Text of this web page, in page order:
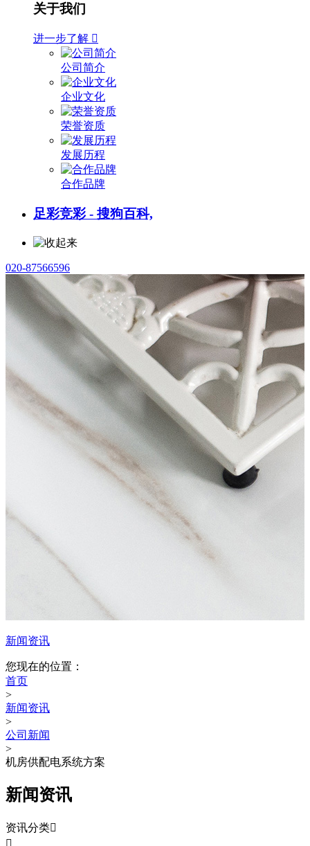
关于我们
进一步了解 
公司简介
企业文化
荣誉资质
发展历程
合作品牌
足彩竞彩 - 搜狗百科,
020-87566596
新闻资讯
您现在的位置：
首页
>
新闻资讯
>
公司新闻
>
机房供配电系统方案
新闻资讯
资讯分类
